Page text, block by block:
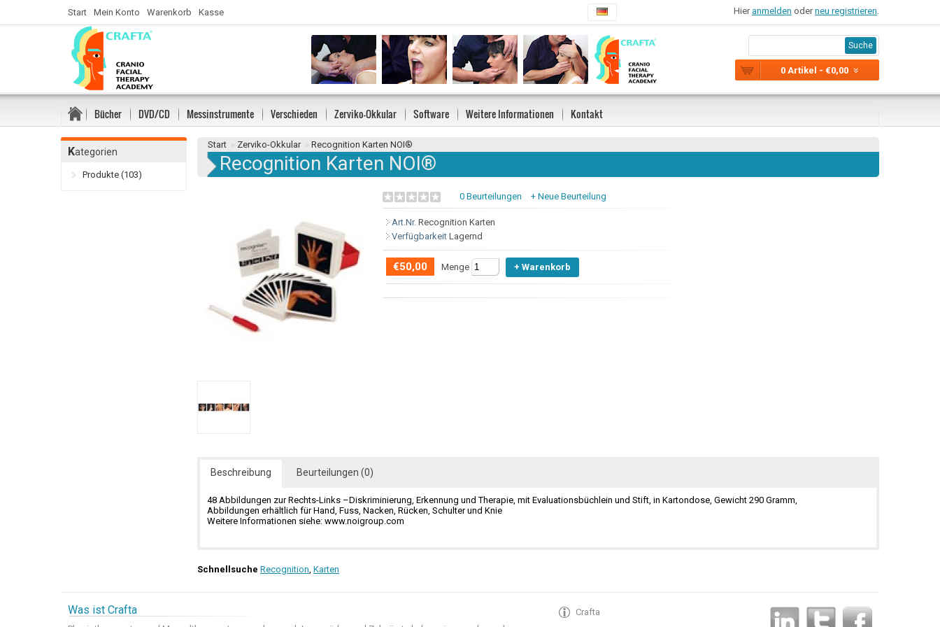
0 Artikel - €0,00
Suche
Start Mein Konto Warenkorb Kasse Hier anmelden oderneu registrieren.
Bücher DVD/CD Messinstrumente Verschieden Zerviko-Okkular Software Weitere Informationen Kontakt
Kategorien
Produkte (103)
Start » Zerviko-Okkular» Recognition Karten NOI®
Recognition Karten NOI®
0 Beurteilungen + Neue Beurteilung
Art.Nr. Recognition Karten
Verfügbarkeit Lagernd
€50,00 Menge
Beschreibung Beurteilungen (0)
48 Abbildungen zur Rechts-Links –Diskriminierung, Erkennung und Therapie, mit Evaluationsbüchlein und Stift, in Kartondose, Gewicht 290 Gramm,
Abbildungen erhältlich für Hand, Fuss, Nacken, Rücken, Schulter und Knie
Weitere Informationen siehe: www.noigroup.com
Schnellsuche Recognition, Karten
Was ist Crafta Crafta